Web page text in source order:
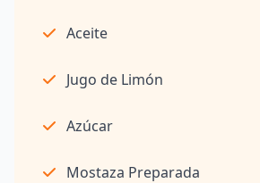
Aceite
Jugo de Limón
Azúcar
Mostaza Preparada